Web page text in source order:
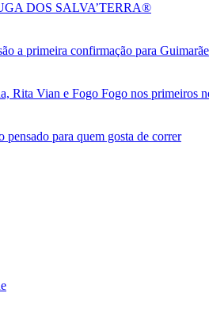
DOS SALVA’TERRA®
a primeira confirmação para
Rita Vian e Fogo Fogo nos primeiros
para quem gosta de correr